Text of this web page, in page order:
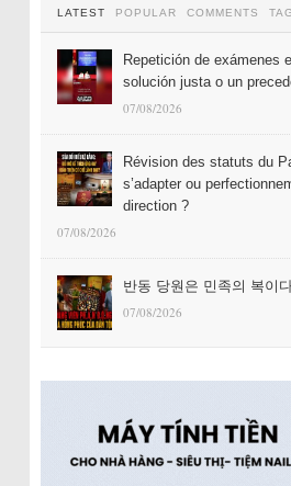
LATEST POPULAR COMMENTS
Repetición de exámenes
solución justa o un
07/08/2026
Révision des statuts du
s’adapter ou
direction ?
07/08/2026
반동 당원은 민족의 복이
07/08/2026